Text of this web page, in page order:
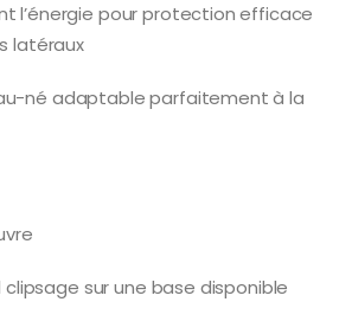
l’énergie pour protection efficace
latéraux
né adaptable parfaitement à la
clipsage sur une base disponible